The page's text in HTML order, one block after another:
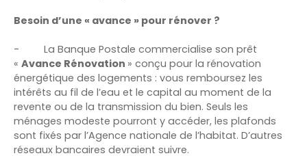
Besoin d’une « avance » pour rénover ?
-
La Banque Postale commercialise son prêt
« Avance Rénovation » conçu pour la rénovation
énergétique des logements : vous remboursez les
intérêts au fil de l’eau et le capital au moment de la
revente ou de la transmission du bien. Seuls les
ménages modeste pourront y accéder, les plafonds
sont fixés par l’Agence nationale de l’habitat. D’autres
réseaux bancaires devraient suivre.